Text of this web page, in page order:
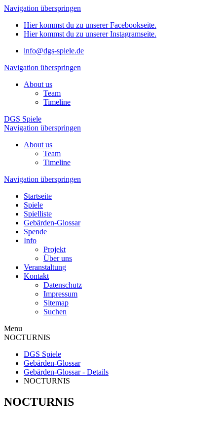
Navigation überspringen
Hier kommst du zu unserer Facebookseite.
Hier kommst du zu unserer Instagramseite.
info@dgs-spiele.de
Navigation überspringen
About us
Team
Timeline
DGS Spiele
Navigation überspringen
About us
Team
Timeline
Navigation überspringen
Startseite
Spiele
Spielliste
Gebärden-Glossar
Spende
Info
Projekt
Über uns
Veranstaltung
Kontakt
Datenschutz
Impressum
Sitemap
Suchen
Menu
NOCTURNIS
DGS Spiele
Gebärden-Glossar
Gebärden-Glossar - Details
NOCTURNIS
NOCTURNIS